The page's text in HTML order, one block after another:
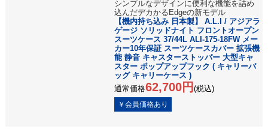
シンプルなデザインに便利な機能を詰め
込んだデカかるEdgeの新モデル
【機内持ち込み 日本製】 A.L.I / アジアラ
ゲージ ソリッドナイト フロントオープン
スーツケース 37/44L ALI-175-18FW メー
カー10年保証 スーツケースカバー 拡張機
能 静音 キャスターストッパー 大型キャ
スター ポップアップフック ( キャリーバ
ッグ キャリーケース )
通常価格62,700円 (税込)